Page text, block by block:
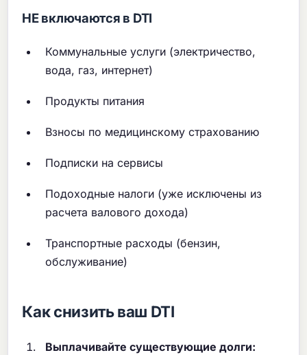
НЕ включаются в DTI
Коммунальные услуги (электричество,
вода, газ, интернет)
Продукты питания
Взносы по медицинскому страхованию
Подписки на сервисы
Подоходные налоги (уже исключены из
расчета валового дохода)
Транспортные расходы (бензин,
обслуживание)
Как снизить ваш DTI
Выплачивайте существующие долги: